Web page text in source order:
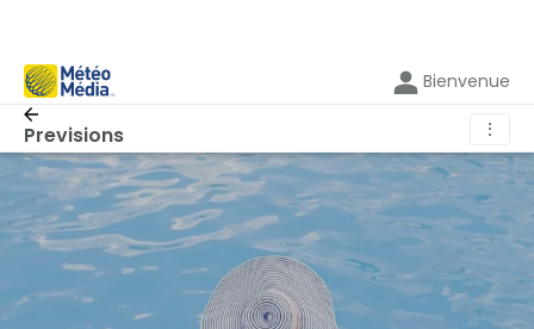
Bienvenue
Previsions ⋮